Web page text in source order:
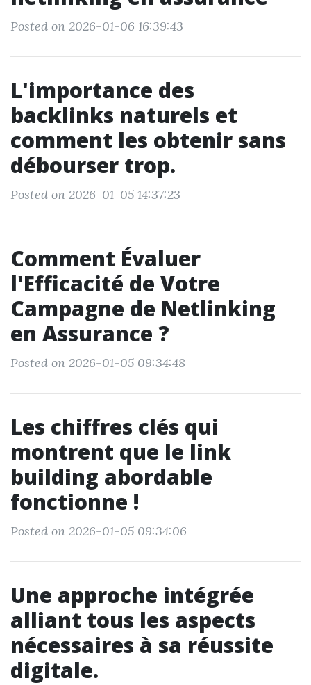
Posted on 2026-01-06 16:39:43
L'importance des
backlinks naturels et
comment les obtenir sans
débourser trop.
Posted on 2026-01-05 14:37:23
Comment Évaluer
l'Efficacité de Votre
Campagne de Netlinking
en Assurance ?
Posted on 2026-01-05 09:34:48
Les chiffres clés qui
montrent que le link
building abordable
fonctionne !
Posted on 2026-01-05 09:34:06
Une approche intégrée
alliant tous les aspects
nécessaires à sa réussite
digitale.